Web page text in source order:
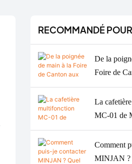
RECOMMANDÉ
De la
Foire de
propulser
argentine
La
MC-01 de
médaille
American
Comment
MINJAN ?